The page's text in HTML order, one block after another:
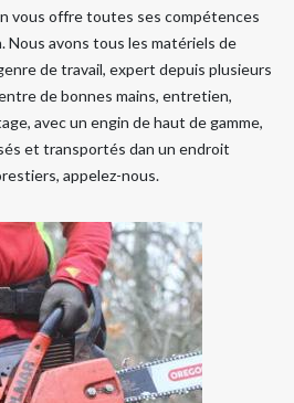
vous offre toutes ses compétences
Nous avons tous les matériels de
de travail, expert depuis plusieurs
de bonnes mains, entretien,
avec un engin de haut de gamme,
et transportés dan un endroit
appelez-nous.